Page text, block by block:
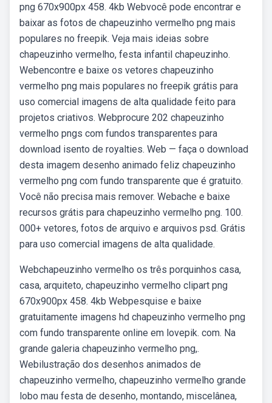
png 670x900px 458. 4kb Webvocê pode encontrar e
baixar as fotos de chapeuzinho vermelho png mais
populares no freepik. Veja mais ideias sobre
chapeuzinho vermelho, festa infantil chapeuzinho.
Webencontre e baixe os vetores chapeuzinho
vermelho png mais populares no freepik grátis para
uso comercial imagens de alta qualidade feito para
projetos criativos. Webprocure 202 chapeuzinho
vermelho pngs com fundos transparentes para
download isento de royalties. Web — faça o download
desta imagem desenho animado feliz chapeuzinho
vermelho png com fundo transparente que é gratuito.
Você não precisa mais remover. Webache e baixe
recursos grátis para chapeuzinho vermelho png. 100.
000+ vetores, fotos de arquivo e arquivos psd. Grátis
para uso comercial imagens de alta qualidade.
Webchapeuzinho vermelho os três porquinhos casa,
casa, arquiteto, chapeuzinho vermelho clipart png
670x900px 458. 4kb Webpesquise e baixe
gratuitamente imagens hd chapeuzinho vermelho png
com fundo transparente online em lovepik. com. Na
grande galeria chapeuzinho vermelho png,.
Webilustração dos desenhos animados de
chapeuzinho vermelho, chapeuzinho vermelho grande
lobo mau festa de desenho, montando, miscelânea,